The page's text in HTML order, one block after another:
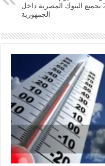
2018 بجميع البنوك المصرية داخل
الجمهورية